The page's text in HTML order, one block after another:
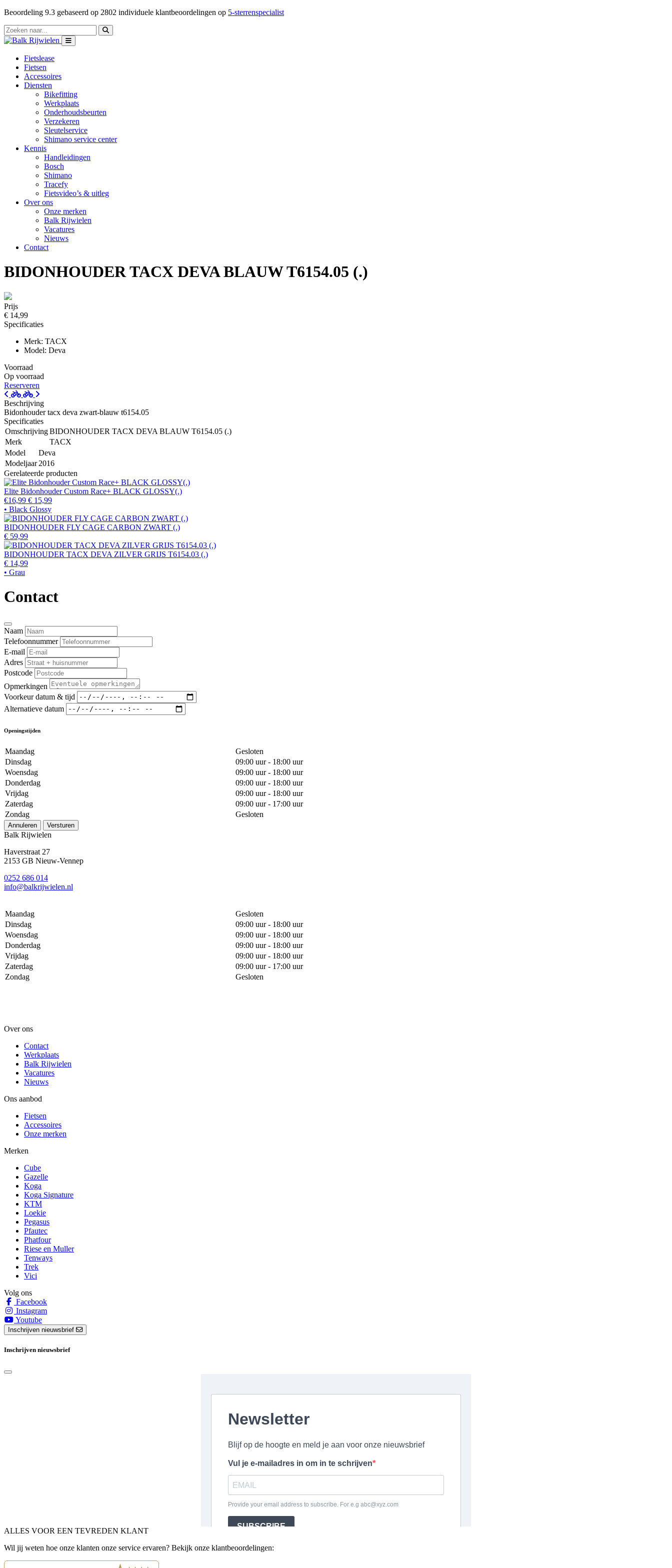
Beoordeling 9.3 gebaseerd op 2802 individuele klantbeoordelingen op 5-sterrenspecialist
Fietslease
Fietsen
Accessoires
Diensten
Bikefitting
Werkplaats
Onderhoudsbeurten
Verzekeren
Sleutelservice
Shimano service center
Kennis
Handleidingen
Bosch
Shimano
Tracefy
Fietsvideo’s & uitleg
Over ons
Onze merken
Balk Rijwielen
Vacatures
Nieuws
Contact
BIDONHOUDER TACX DEVA BLAUW T6154.05 (.)
Prijs
€ 14,99
Specificaties
Merk: TACX
Model: Deva
Voorraad
Op voorraad
Reserveren
Beschrijving
Bidonhouder tacx deva zwart-blauw t6154.05
Specificaties
OmschrijvingBIDONHOUDER TACX DEVA BLAUW T6154.05 (.)
Merk
TACX
Model
Deva
Modeljaar 2016
Gerelateerde producten
Elite Bidonhouder Custom Race+ BLACK GLOSSY(.)
€16,99 € 15,99
• Black Glossy
BIDONHOUDER FLY CAGE CARBON ZWART (.)
€ 59,99
BIDONHOUDER TACX DEVA ZILVER GRIJS T6154.03 (.)
€ 14,99
• Grau
Contact
Naam
Telefoonnummer
E-mail
Adres
Postcode
Opmerkingen
Voorkeur datum & tijd
Alternatieve datum
Openingstijden
Maandag
Gesloten
Dinsdag
09:00 uur - 18:00 uur
Woensdag
09:00 uur - 18:00 uur
Donderdag
09:00 uur - 18:00 uur
Vrijdag
09:00 uur - 18:00 uur
Zaterdag
09:00 uur - 17:00 uur
Zondag
Gesloten
Annuleren Versturen
Balk Rijwielen
Haverstraat 27
2153 GB Nieuw-Vennep
0252 686 014
info@balkrijwielen.nl
Maandag
Gesloten
Dinsdag
09:00 uur - 18:00 uur
Woensdag
09:00 uur - 18:00 uur
Donderdag
09:00 uur - 18:00 uur
Vrijdag
09:00 uur - 18:00 uur
Zaterdag
09:00 uur - 17:00 uur
Zondag
Gesloten
Over ons
Contact
Werkplaats
Balk Rijwielen
Vacatures
Nieuws
Ons aanbod
Fietsen
Accessoires
Onze merken
Merken
Cube
Gazelle
Koga
Koga Signature
KTM
Loekie
Pegasus
Pfautec
Phatfour
Riese en Muller
Tenways
Trek
Vici
Volg ons
Facebook
Instagram
Youtube
Inschrijven nieuwsbrief
Inschrijven nieuwsbrief
ALLES VOOR EEN TEVREDEN KLANT
Wil jij weten hoe onze klanten onze service ervaren? Bekijk onze klantbeoordelingen: